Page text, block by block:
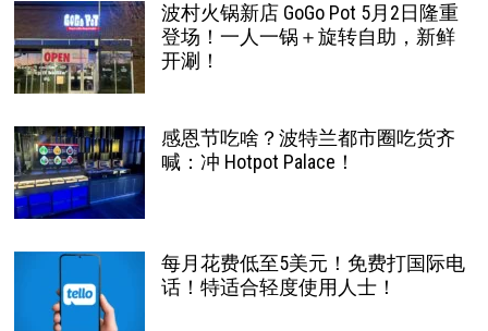
波村火锅新店 GoGo Pot 5月2日隆重
登场！一人一锅＋旋转自助，新鲜
开涮！
感恩节吃啥？波特兰都市圈吃货齐
喊：冲 Hotpot Palace！
每月花费低至5美元！免费打国际电
话！特适合轻度使用人士！